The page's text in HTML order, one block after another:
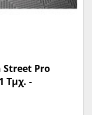
Pro
Τμχ. -